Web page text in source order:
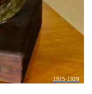
1925-1929